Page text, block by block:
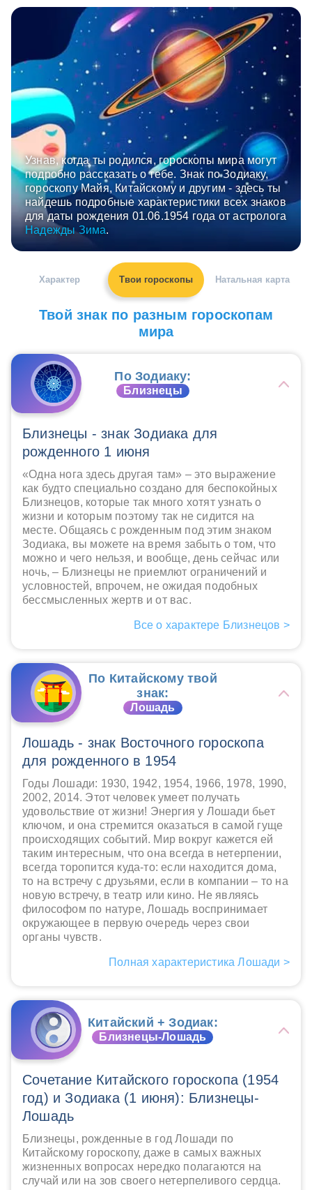
Узнав, когда ты родился, гороскопы мира могут
подробно рассказать о тебе. Знак по Зодиаку,
гороскопу Майя, Китайскому и другим - здесь ты
найдешь подробные характеристики всех знаков
для даты рождения 01.06.1954 года от астролога
Надежды Зима.
Характер Твои гороскопы Натальная карта
Твой знак по разным гороскопам
мира
По Зодиаку:
Близнецы
Близнецы - знак Зодиака для
рожденного 1 июня
«Одна нога здесь другая там» – это выражение
как будто специально создано для беспокойных
Близнецов, которые так много хотят узнать о
жизни и которым поэтому так не сидится на
месте. Общаясь с рожденным под этим знаком
Зодиака, вы можете на время забыть о том, что
можно и чего нельзя, и вообще, день сейчас или
ночь, – Близнецы не приемлют ограничений и
условностей, впрочем, не ожидая подобных
бессмысленных жертв и от вас.
Все о характере Близнецов >
По Китайскому твой
знак:
Лошадь
Лошадь - знак Восточного гороскопа
для рожденного в 1954
Годы Лошади: 1930, 1942, 1954, 1966, 1978, 1990,
2002, 2014. Этот человек умеет получать
удовольствие от жизни! Энергия у Лошади бьет
ключом, и она стремится оказаться в самой гуще
происходящих событий. Мир вокруг кажется ей
таким интересным, что она всегда в нетерпении,
всегда торопится куда-то: если находится дома,
то на встречу с друзьями, если в компании – то на
новую встречу, в театр или кино. Не являясь
философом по натуре, Лошадь воспринимает
окружающее в первую очередь через свои
органы чувств.
Полная характеристика Лошади >
Китайский + Зодиак:
Близнецы-Лошадь
Сочетание Китайского гороскопа (1954
год) и Зодиака (1 июня): Близнецы-
Лошадь
Близнецы, рожденные в год Лошади по
Китайскому гороскопу, даже в самых важных
жизненных вопросах нередко полагаются на
случай или на зов своего нетерпеливого сердца.